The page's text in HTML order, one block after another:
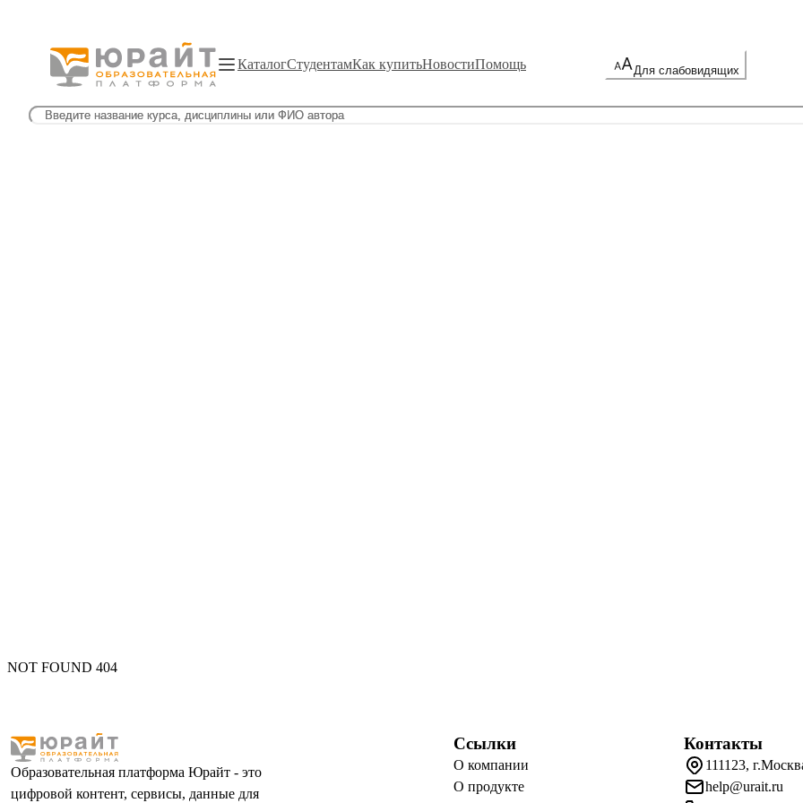
КаталогСтудентамКак купитьНовостиПомощь Для слабовидящих
NOT FOUND 404
Образовательная платформа Юрайт - это
цифровой контент, сервисы, данные для
Ссылки
О компании
О продукте
Контакты
111123,
help@urait.ru